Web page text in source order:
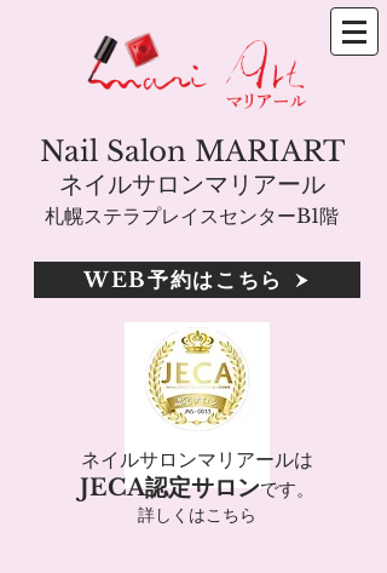
札幌ステラプレイスセンターB1階
Nail Salon MARIART
ネイルサロンマリアール
WEB予約はこちら
ネイルサロンマリアールは
JECA認定サロンです。
詳しくはこちら